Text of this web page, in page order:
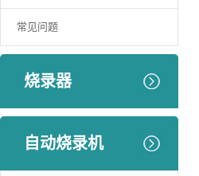
常见问题
烧录器
自动烧录机